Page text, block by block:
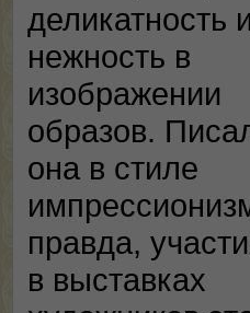
деликатность и
нежность в
изображении
образов.
она в стиле
правда,
в выставках